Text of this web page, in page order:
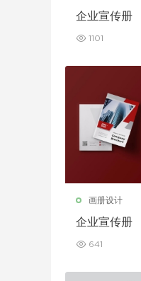
企业宣传册
1101
画册设计
企业宣传册
641